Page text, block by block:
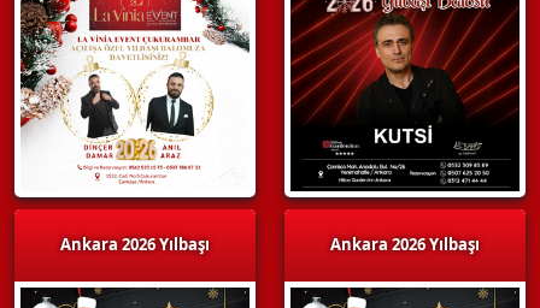
Ankara 2026 Yılbaşı Ankara 2026 Yılbaşı